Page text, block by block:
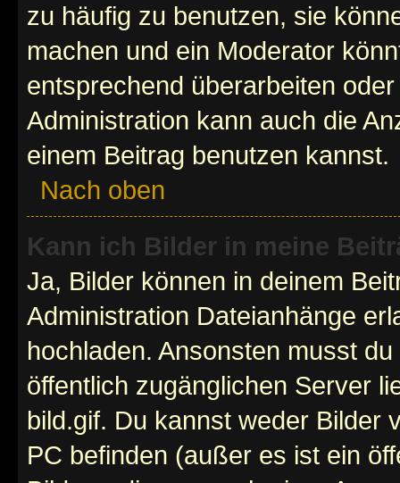
zu häufig zu benutzen, sie
machen und ein Moderator
entsprechend überarbeiten
Administration kann auch die
einem Beitrag benutzen kannst.
Nach oben
Kann ich Bilder in meine
Ja, Bilder können in deinem
Administration Dateianhänge
hochladen. Ansonsten musst
öffentlich zugänglichen Server
bild.gif. Du kannst weder Bilder
PC befinden (außer es ist ein